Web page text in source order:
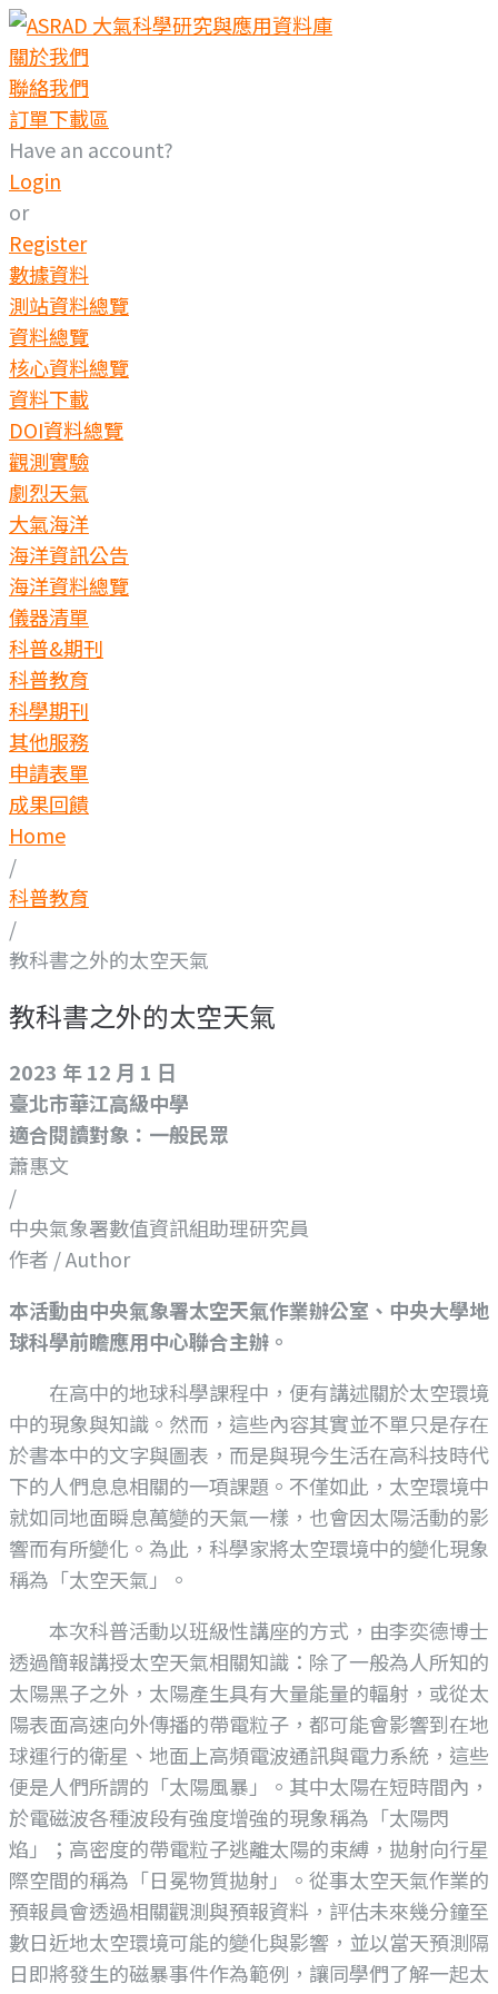
關於我們
聯絡我們
訂單下載區
Have an account?
Login
or
Register
數據資料
測站資料總覽
資料總覽
核心資料總覽
資料下載
DOI資料總覽
觀測實驗
劇烈天氣
大氣海洋
海洋資訊公告
海洋資料總覽
儀器清單
科普&期刊
科普教育
科學期刊
其他服務
申請表單
成果回饋
Home
/
科普教育
/
教科書之外的太空天氣
教科書之外的太空天氣
2023 年 12 月 1 日
臺北市華江高級中學
適合閱讀對象：一般民眾
蕭惠文
/
中央氣象署數值資訊組助理研究員
作者 / Author
本活動由中央氣象署太空天氣作業辦公室、中央大學地
球科學前瞻應用中心聯合主辦。
在高中的地球科學課程中，便有講述關於太空環境
中的現象與知識。然而，這些內容其實並不單只是存在
於書本中的文字與圖表，而是與現今生活在高科技時代
下的人們息息相關的一項課題。不僅如此，太空環境中
就如同地面瞬息萬變的天氣一樣，也會因太陽活動的影
響而有所變化。為此，科學家將太空環境中的變化現象
稱為「太空天氣」。
本次科普活動以班級性講座的方式，由李奕德博士
透過簡報講授太空天氣相關知識：除了一般為人所知的
太陽黑子之外，太陽產生具有大量能量的輻射，或從太
陽表面高速向外傳播的帶電粒子，都可能會影響到在地
球運行的衛星、地面上高頻電波通訊與電力系統，這些
便是人們所謂的「太陽風暴」。其中太陽在短時間內，
於電磁波各種波段有強度增強的現象稱為「太陽閃
焰」；高密度的帶電粒子逃離太陽的束縛，拋射向行星
際空間的稱為「日冕物質拋射」。從事太空天氣作業的
預報員會透過相關觀測與預報資料，評估未來幾分鐘至
數日近地太空環境可能的變化與影響，並以當天預測隔
日即將發生的磁暴事件作為範例，讓同學們了解一起太